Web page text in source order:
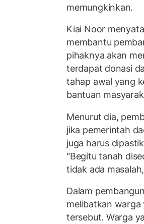
memungkinkan.
Kiai Noor
membantu
pihaknya akan
terdapat donasi
tahap awal yang
bantuan
Menurut dia,
jika pemerintah
juga harus
"Begitu tanah
tidak ada
Dalam
melibatkan
tersebut. Warga